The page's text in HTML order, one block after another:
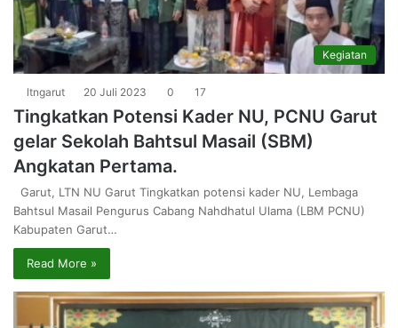
Kegiatan
ltngarut 20 Juli 2023 0 17
Tingkatkan Potensi Kader NU, PCNU Garut
gelar Sekolah Bahtsul Masail (SBM)
Angkatan Pertama.
Garut, LTN NU Garut Tingkatkan potensi kader NU, Lembaga
Bahtsul Masail Pengurus Cabang Nahdhatul Ulama (LBM PCNU)
Kabupaten Garut…
Read More »